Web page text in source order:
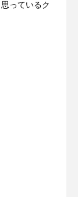
っているク